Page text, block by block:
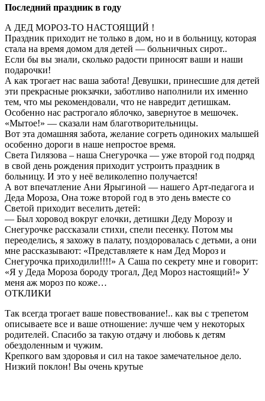
Последний праздник в году
А ДЕД МОРОЗ-ТО НАСТОЯЩИЙ !
Праздник приходит не только в дом, но и в больницу, которая
стала на время домом для детей — больничных сирот..
Если бы вы знали, сколько радости приносят ваши и наши
подарочки!
А как трогает нас ваша забота! Девушки, принесшие для детей
эти прекрасные рюкзачки, заботливо наполнили их именно
тем, что мы рекомендовали, что не навредит детишкам.
Особенно нас растрогало яблочко, завернутое в мешочек.
«Мытое!» — сказали нам благотворительницы.
Вот эта домашняя забота, желание согреть одиноких малышей
особенно дороги в наше непростое время.
Света Гилязова – наша Снегурочка — уже второй год подряд
в свой день рождения приходит устроить праздник в
больницу. И это у неё великолепно получается!
А вот впечатление Ани Ярыгиной — нашего Арт-педагога и
Деда Мороза, Она тоже второй год в это день вместе со
Светой приходит веселить детей:
— Был хоровод вокруг елочки, детишки Деду Морозу и
Снегурочке рассказали стихи, спели песенку. Потом мы
переоделись, я захожу в палату, поздоровалась с детьми, а они
мне рассказывают: «Представляете к нам Дед Мороз и
Снегурочка приходили!!!!» А Саша по секрету мне и говорит:
«Я у Деда Мороза бороду трогал, Дед Мороз настоящий!» У
меня аж мороз по коже…
ОТКЛИКИ
Так всегда трогает ваше повествование!.. как вы с трепетом
описываете все и ваше отношение: лучше чем у некоторых
родителей. Спасибо за такую отдачу и любовь к детям
обездоленным и чужим.
Крепкого вам здоровья и сил на такое замечательное дело.
Низкий поклон! Вы очень крутые